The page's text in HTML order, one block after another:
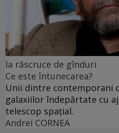
la răscruce de gînduri
Ce este întunecarea?
Unii dintre contemporani
galaxiilor îndepărtate cu
telescop spațial.
Andrei CORNEA